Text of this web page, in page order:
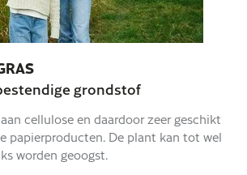
grondstof
cellulose en daardoor zeer geschikt
papierproducten. De plant kan tot wel
worden geoogst.